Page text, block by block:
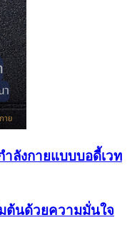
ำลังกายแบบบอดี้เวท
ต้นด้วยความมั่นใจ